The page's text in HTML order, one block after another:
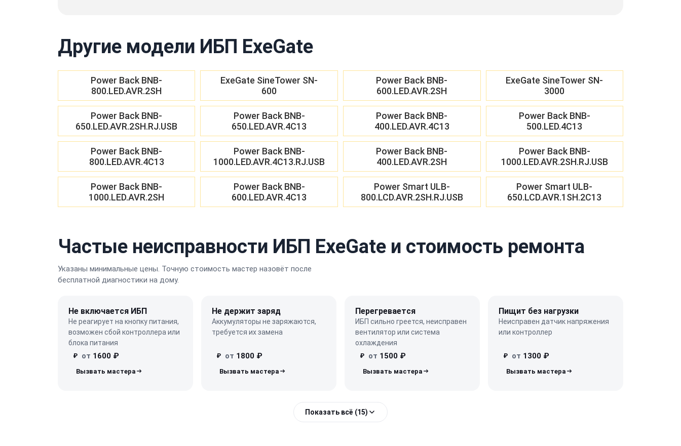
Другие модели ИБП ExeGate
Power Back BNB-
800.LED.AVR.2SH
ExeGate SineTower SN-
600
Power Back BNB-
600.LED.AVR.2SH
ExeGate SineTower SN-
3000
Power Back BNB-
650.LED.AVR.2SH.RJ.USB
Power Back BNB-
650.LED.AVR.4C13
Power Back BNB-
400.LED.AVR.4C13
Power Back BNB-
500.LED.4C13
Power Back BNB-
800.LED.AVR.4C13
Power Back BNB-
1000.LED.AVR.4C13.RJ.USB
Power Back BNB-
400.LED.AVR.2SH
Power Back BNB-
1000.LED.AVR.2SH.RJ.USB
Power Back BNB-
1000.LED.AVR.2SH
Power Back BNB-
600.LED.AVR.4C13
Power Smart ULB-
800.LCD.AVR.2SH.RJ.USB
Power Smart ULB-
650.LCD.AVR.1SH.2C13
Частые неисправности ИБП ExeGate и стоимость ремонта
Указаны минимальные цены. Точную стоимость мастер назовёт после
бесплатной диагностики на дому.
Не включается ИБП
Не реагирует на кнопку питания,
возможен сбой контроллера или
блока питания
₽ от 1600 ₽
Не держит заряд
Аккумуляторы не заряжаются,
требуется их замена
₽ от 1800 ₽
Перегревается
ИБП сильно греется, неисправен
вентилятор или система
охлаждения
₽ от 1500 ₽
Пищит без нагрузки
Неисправен датчик напряжения
или контроллер
₽ от 1300 ₽
Показать всё (15)